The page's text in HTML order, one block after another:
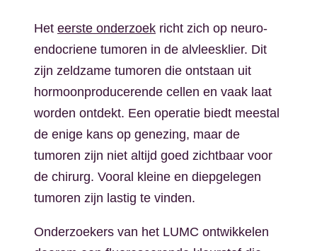
Het eerste onderzoek richt zich op neuro-
endocriene tumoren in de alvleesklier. Dit
zijn zeldzame tumoren die ontstaan uit
hormoonproducerende cellen en vaak laat
worden ontdekt. Een operatie biedt meestal
de enige kans op genezing, maar de
tumoren zijn niet altijd goed zichtbaar voor
de chirurg. Vooral kleine en diepgelegen
tumoren zijn lastig te vinden.
Onderzoekers van het LUMC ontwikkelen